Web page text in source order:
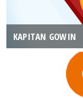
KAPITAN GOWIN